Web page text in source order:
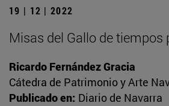
19 | 12 | 2022
Misas del Gallo de tiempos
Ricardo Fernández Gracia
Cátedra de Patrimonio y Arte
Publicado en: Diario de Navarra